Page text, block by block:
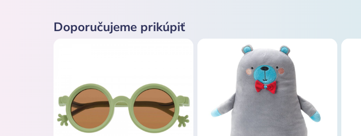
Doporučujeme prikúpiť